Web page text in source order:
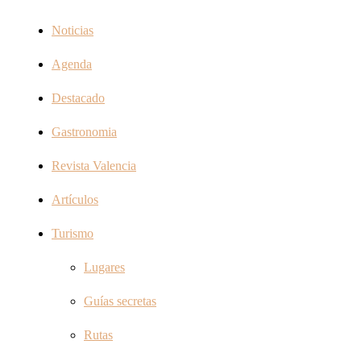
Noticias
Agenda
Destacado
Gastronomia
Revista Valencia
Artículos
Turismo
Lugares
Guías secretas
Rutas